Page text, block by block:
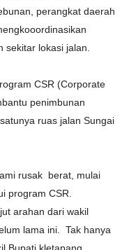
perangkat daerah
sekitar lokasi jalan.
CSR (Corporate
penimbunan
ruas jalan Sungai
rusak berat, mulai
program CSR.
arahan dari wakil
lama ini. Tak hanya